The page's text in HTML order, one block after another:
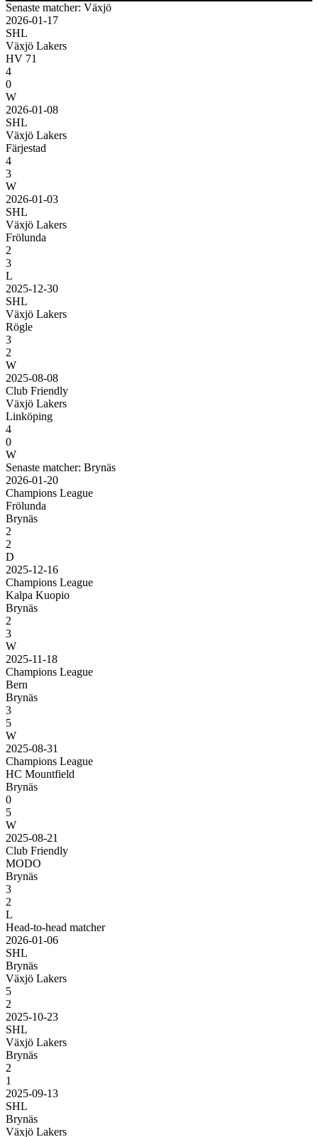
Senaste matcher: Växjö
2026-01-17
SHL
Växjö Lakers
HV 71
4
0
W
2026-01-08
SHL
Växjö Lakers
Färjestad
4
3
W
2026-01-03
SHL
Växjö Lakers
Frölunda
2
3
L
2025-12-30
SHL
Växjö Lakers
Rögle
3
2
W
2025-08-08
Club Friendly
Växjö Lakers
Linköping
4
0
W
Senaste matcher: Brynäs
2026-01-20
Champions League
Frölunda
Brynäs
2
2
D
2025-12-16
Champions League
Kalpa Kuopio
Brynäs
2
3
W
2025-11-18
Champions League
Bern
Brynäs
3
5
W
2025-08-31
Champions League
HC Mountfield
Brynäs
0
5
W
2025-08-21
Club Friendly
MODO
Brynäs
3
2
L
Head-to-head matcher
2026-01-06
SHL
Brynäs
Växjö Lakers
5
2
2025-10-23
SHL
Växjö Lakers
Brynäs
2
1
2025-09-13
SHL
Brynäs
Växjö Lakers